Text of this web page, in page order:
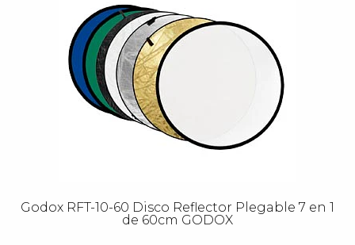
Godox RFT-10-60 Disco Reflector Plegable 7 en 1
de 60cm GODOX